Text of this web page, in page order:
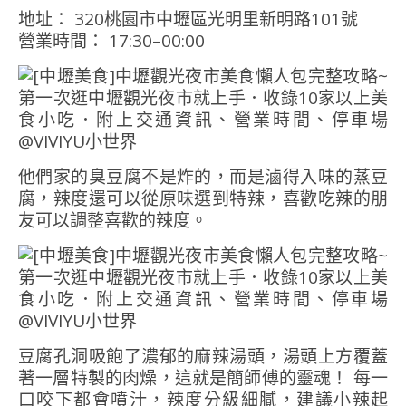
地址： 320桃園市中壢區光明里新明路101號
營業時間： 17:30–00:00
他們家的臭豆腐不是炸的，而是滷得入味的蒸豆
腐，辣度還可以從原味選到特辣，喜歡吃辣的朋
友可以調整喜歡的辣度。
豆腐孔洞吸飽了濃郁的麻辣湯頭，湯頭上方覆蓋
著一層特製的肉燥，這就是簡師傅的靈魂！ 每一
口咬下都會噴汁，辣度分級細膩，建議小辣起